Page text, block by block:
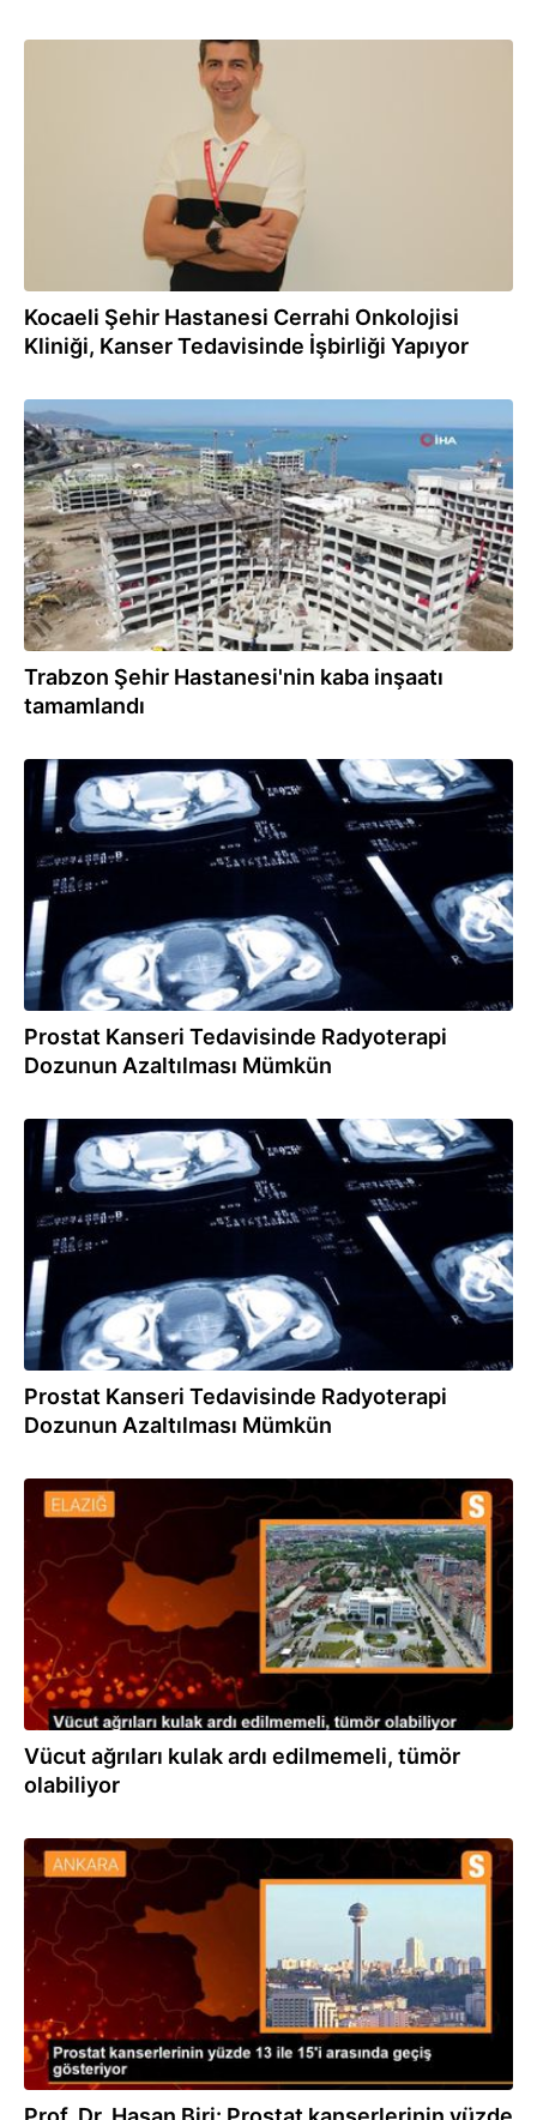
Kocaeli Şehir Hastanesi Cerrahi Onkolojisi
Kliniği, Kanser Tedavisinde İşbirliği Yapıyor
25.03.2024
Trabzon Şehir Hastanesi'nin kaba inşaatı
tamamlandı
30.09.2023
Prostat Kanseri Tedavisinde Radyoterapi
Dozunun Azaltılması Mümkün
30.09.2023
Prostat Kanseri Tedavisinde Radyoterapi
Dozunun Azaltılması Mümkün
26.09.2023
Vücut ağrıları kulak ardı edilmemeli, tümör
olabiliyor
15.09.2023